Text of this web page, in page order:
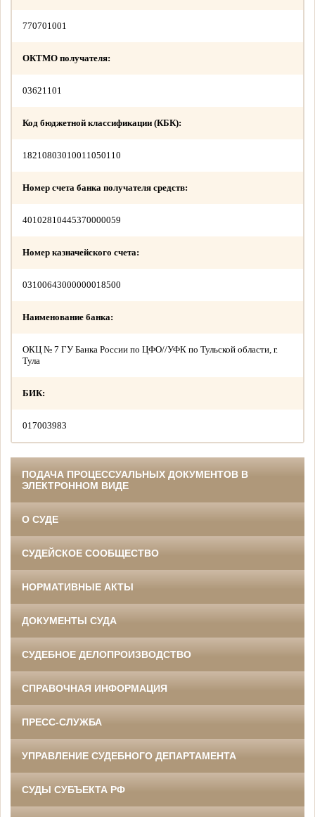
770701001
ОКТМО получателя:
03621101
Код бюджетной классификации (КБК):
18210803010011050110
Номер счета банка получателя средств:
40102810445370000059
Номер казначейского счета:
03100643000000018500
Наименование банка:
ОКЦ № 7 ГУ Банка России по ЦФО//УФК по Тульской области, г.
Тула
БИК:
017003983
ПОДАЧА ПРОЦЕССУАЛЬНЫХ ДОКУМЕНТОВ В
ЭЛЕКТРОННОМ ВИДЕ
О СУДЕ
СУДЕЙСКОЕ СООБЩЕСТВО
НОРМАТИВНЫЕ АКТЫ
ДОКУМЕНТЫ СУДА
СУДЕБНОЕ ДЕЛОПРОИЗВОДСТВО
СПРАВОЧНАЯ ИНФОРМАЦИЯ
ПРЕСС-СЛУЖБА
УПРАВЛЕНИЕ СУДЕБНОГО ДЕПАРТАМЕНТА
СУДЫ СУБЪЕКТА РФ